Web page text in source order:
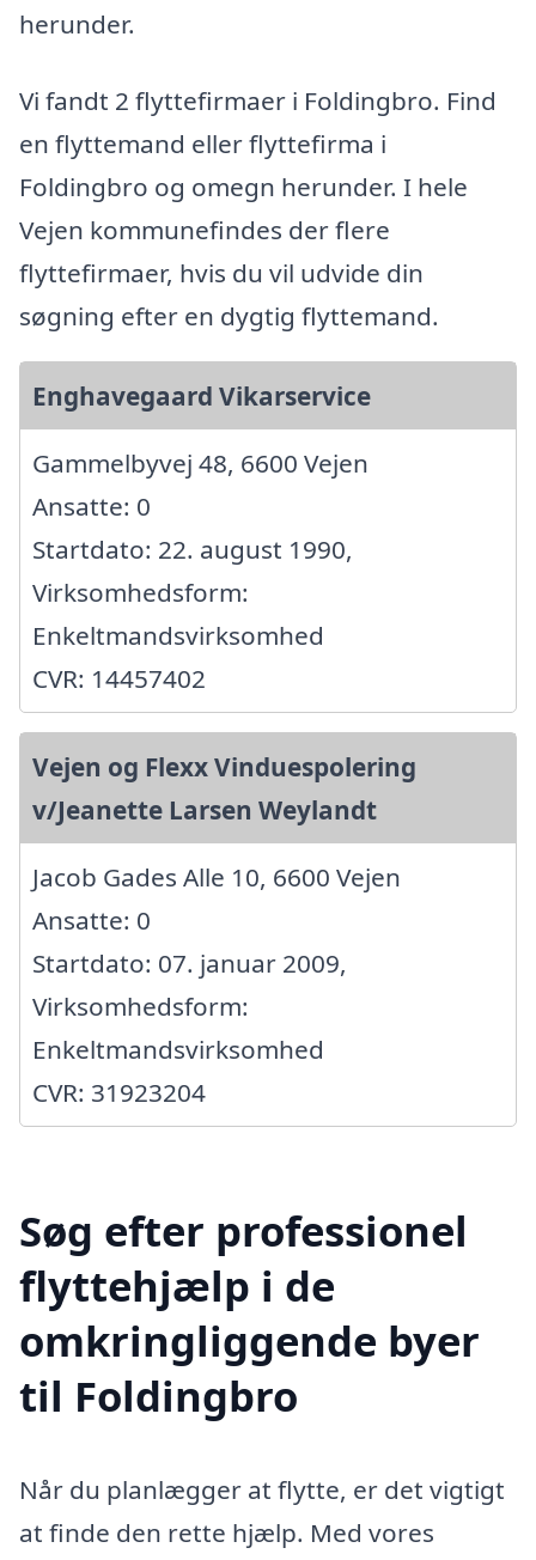
herunder.
Vi fandt 2 flyttefirmaer i Foldingbro. Find
en flyttemand eller flyttefirma i
Foldingbro og omegn herunder. I hele
Vejen kommunefindes der flere
flyttefirmaer, hvis du vil udvide din
søgning efter en dygtig flyttemand.
Enghavegaard Vikarservice
Gammelbyvej 48, 6600 Vejen
Ansatte: 0
Startdato: 22. august 1990,
Virksomhedsform:
Enkeltmandsvirksomhed
CVR: 14457402
Vejen og Flexx Vinduespolering
v/Jeanette Larsen Weylandt
Jacob Gades Alle 10, 6600 Vejen
Ansatte: 0
Startdato: 07. januar 2009,
Virksomhedsform:
Enkeltmandsvirksomhed
CVR: 31923204
Søg efter professionel
flyttehjælp i de
omkringliggende byer
til Foldingbro
Når du planlægger at flytte, er det vigtigt
at finde den rette hjælp. Med vores